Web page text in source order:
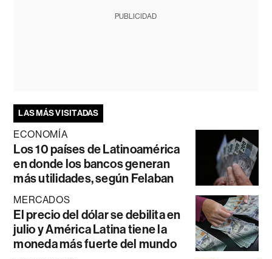
PUBLICIDAD
LAS MÁS VISITADAS
ECONOMÍA
Los 10 países de Latinoamérica
en donde los bancos generan
más utilidades, según Felaban
MERCADOS
El precio del dólar se debilita en
julio y América Latina tiene la
moneda más fuerte del mundo